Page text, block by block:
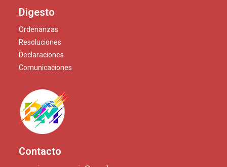
Digesto
Ordenanzas
Resoluciones
Declaraciones
Comunicaciones
Contacto